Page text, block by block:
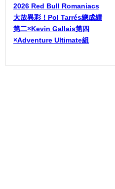
2026 Red Bull Romaniacs
大放異彩！Pol Tarrés總成績
第二×Kevin Gallais第四
×Adventure Ultimate組